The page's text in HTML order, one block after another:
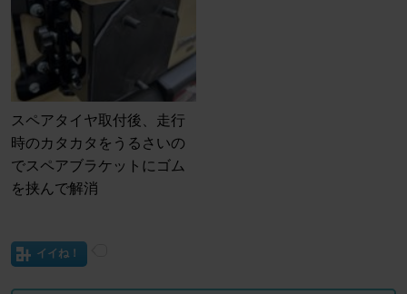
スペアタイヤ取付後、走行
時のカタカタをうるさいの
でスペアブラケットにゴム
を挟んで解消
イイね！